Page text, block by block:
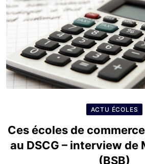
ACTU ÉCOLES
Ces écoles de
au DSCG – interview de
(BSB)